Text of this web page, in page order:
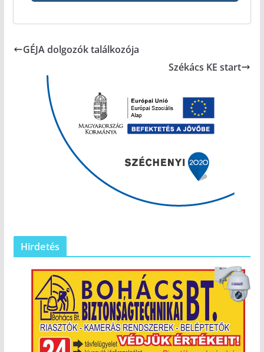
GÉJA dolgozók találkozója
Székács KE start
Hirdetés